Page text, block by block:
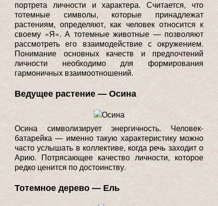
портрета личности и характера. Считается, что
тотемные символы, которые принадлежат
растениям, определяют, как человек относится к
своему «Я». А тотемные животные — позволяют
рассмотреть его взаимодействие с окружением.
Понимание основных качеств и предпочтений
личности необходимо для формирования
гармоничных взаимоотношений.
Ведущее растение — Осина
Осина символизирует энергичность. Человек-
батарейка — именно такую характеристику можно
часто услышать в коллективе, когда речь заходит о
Арию. Потрясающее качество личности, которое
редко ценится по достоинству.
Тотемное дерево — Ель